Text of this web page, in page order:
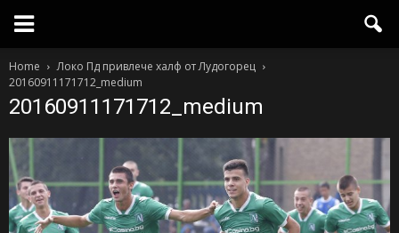
Home
Локо Пд привлече халф от Лудогорец
20160911171712_medium
20160911171712_medium